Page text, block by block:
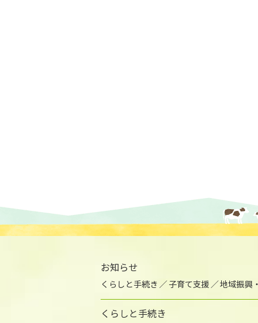
お知らせ
くらしと手続き 子育て支援 地域振興
くらしと手続き